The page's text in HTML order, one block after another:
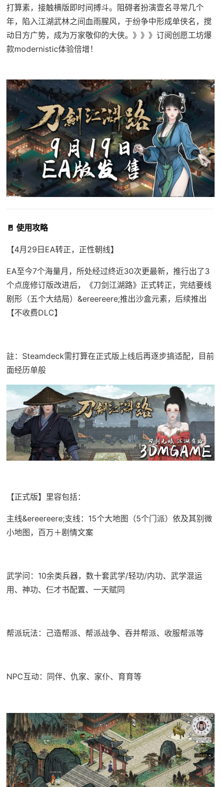
打算素，接触横版即时间搏斗。阻碍者扮演壹名寻常几个
年，陷入江湖武林之间血雨腥风，于纷争中形成单侠名，搅
动日方广势，成为万家敬仰的大侠。》》》订阅创愿工坊爆
款modernistic体验倍增！
🚪 使用攻略
【4月29日EA转正，正性朝线】
EA至今7个海量月，所处经过终近30次更最新，推行出了3
个点庞修订版改进后，《刀剑江湖路》正式转正，完结要线
剧形（五个大结局）&ereereere;推出沙盒元素，后续推出
【不收费DLC】
註：Steamdeck需打算在正式版上线后再逐步搞适配，目前
面经历单般
【正式版】里容包括：
主线&ereereere;支线：15个大地图（5个门派）依及其别微
小地图，百万＋剧情文案
武学问：10余类兵器，数十套武学/轻功/内功、武学混运
用、神功、仨才书配置、一天赋同
帮派玩法：己造帮派、帮派战争、吞并帮派、收服帮派等
NPC互动：同伴、仇家、家仆、育育等